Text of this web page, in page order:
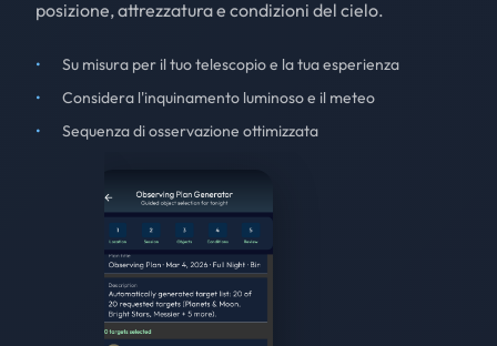
posizione, attrezzatura e condizioni del cielo.
Su misura per il tuo telescopio e la tua esperienza
Considera l'inquinamento luminoso e il meteo
Sequenza di osservazione ottimizzata